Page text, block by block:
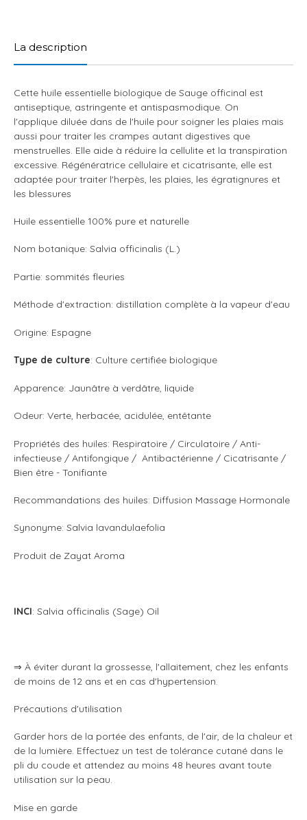
à
votre
La description
Cette huile essentielle biologique de Sauge officinal est
antiseptique, astringente et antispasmodique. On
l'applique diluée dans de l'huile pour soigner les plaies mais
aussi pour traiter les crampes autant digestives que
menstruelles. Elle aide à réduire la cellulite et la transpiration
excessive. Régénératrice cellulaire et cicatrisante, elle est
adaptée pour traiter l'herpès, les plaies, les égratignures et
les blessures
Huile essentielle 100% pure et naturelle
Nom botanique: Salvia officinalis (L.)
Partie: sommités fleuries
Méthode d'extraction: distillation complète à la vapeur d'eau
Origine: Espagne
Type de culture: Culture certifiée biologique
Apparence: Jaunâtre à verdâtre, liquide
Odeur: Verte, herbacée, acidulée, entêtante
Propriétés des huiles: Respiratoire / Circulatoire / Anti-
infectieuse / Antifongique / Antibactérienne / Cicatrisante /
Bien être - Tonifiante
Recommandations des huiles: Diffusion Massage Hormonale
Synonyme: Salvia lavandulaefolia
Produit de Zayat Aroma
INCI: Salvia officinalis (Sage) Oil
⇒ À éviter durant la grossesse, l'allaitement, chez les enfants
de moins de 12 ans et en cas d'hypertension.
Précautions d'utilisation
Garder hors de la portée des enfants, de l'air, de la chaleur et
de la lumière. Effectuez un test de tolérance cutané dans le
pli du coude et attendez au moins 48 heures avant toute
utilisation sur la peau.
Mise en garde